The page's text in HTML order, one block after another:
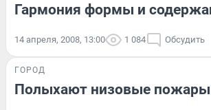
Гармония формы и
14 апреля, 2008, 13:00 1 084 Обсудить
ГОРОД
Полыхают низовые пожары